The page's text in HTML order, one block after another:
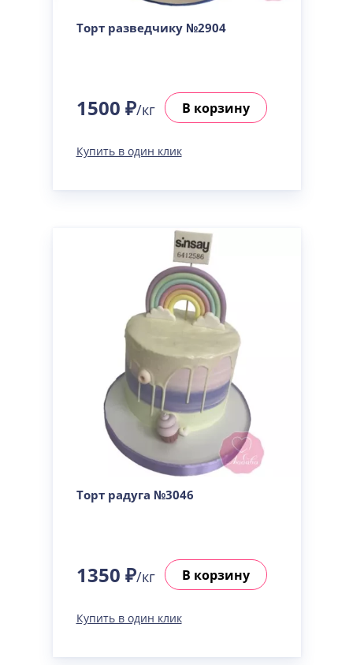
Торт разведчику №2904
1500 ₽/кг В корзину
Купить в один клик
Торт радуга №3046
1350 ₽/кг В корзину
Купить в один клик